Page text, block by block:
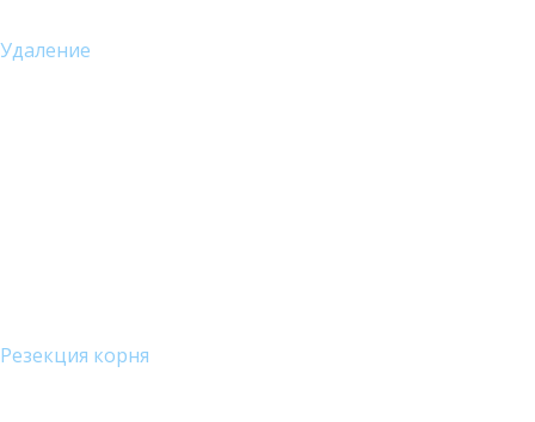
Удаление
Резекция корня